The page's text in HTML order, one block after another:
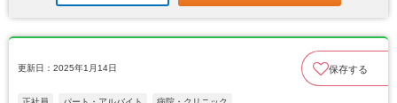
更新日：2025年1月14日 保存する